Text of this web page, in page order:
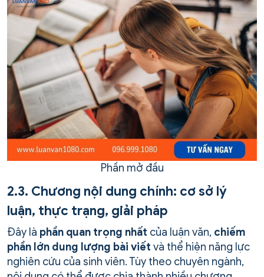
Phần mở đầu
2.3. Chương nội dung chính: cơ sở lý
luận, thực trạng, giải pháp
Đây là phần quan trọng nhất của luận văn, chiếm
phần lớn dung lượng bài viết và thể hiện năng lực
nghiên cứu của sinh viên. Tùy theo chuyên ngành,